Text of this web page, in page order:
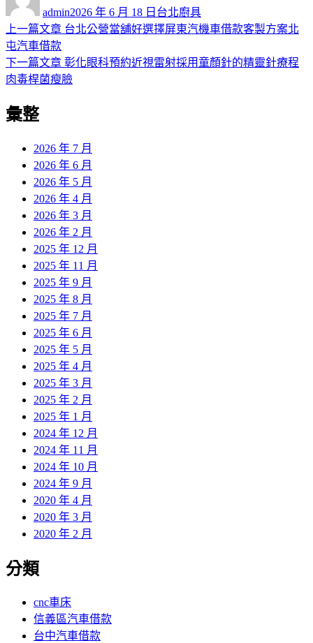
admin佈
日
2026 年 6 月 18 日 類
台北廚具
文
章
導
覽
上一篇文章 上
篇
文
台北公營當舖好選擇屏東汽機車借款客製方案北
屯汽車借款
下一篇文章 下
一
彰化眼科預約近視雷射採用童顏針的精靈針療程
肉毒桿菌瘦臉
彙整
2026 年 7 月
2026 年 6 月
2026 年 5 月
2026 年 4 月
2026 年 3 月
2026 年 2 月
2025 年 12 月
2025 年 11 月
2025 年 9 月
2025 年 8 月
2025 年 7 月
2025 年 6 月
2025 年 5 月
2025 年 4 月
2025 年 3 月
2025 年 2 月
2025 年 1 月
2024 年 12 月
2024 年 11 月
2024 年 10 月
2024 年 9 月
2020 年 4 月
2020 年 3 月
2020 年 2 月
分類
cnc車床
信義區汽車借款
台中汽車借款